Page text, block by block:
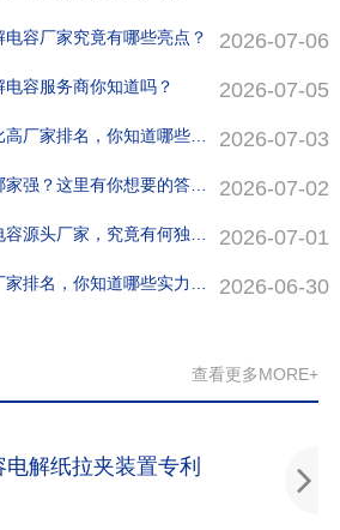
2026-07-06
容厂家究竟有哪些亮点？
2026-07-05
容服务商你知道吗？
2026-07-03
排名，你知道哪些在前列？
2026-07-02
？这里有你想要的答案！
2026-07-01
厂家，究竟有何独特之处？
2026-06-30
名，你知道哪些实力靠前？
查看更多MORE+
电解纸拉夹装置专利